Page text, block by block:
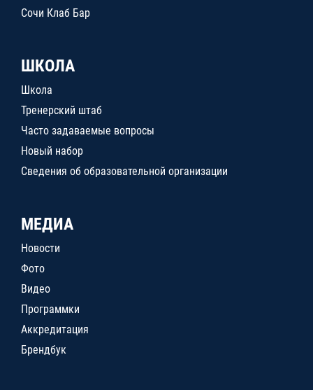
Сочи Клаб Бар
ШКОЛА
Школа
Тренерский штаб
Часто задаваемые вопросы
Новый набор
Сведения об образовательной организации
МЕДИА
Новости
Фото
Видео
Программки
Аккредитация
Брендбук